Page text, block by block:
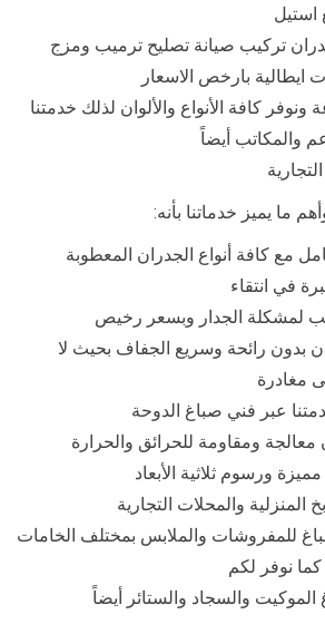
استيل
تركيب صيانة تصليح ترميب ومزج
ايطالية بارخص الاسعار
ونوفر كافة الأنواع والألوان لذلك خدمتنا
والمكاتب أيضاً
ما يميز خدماتنا بأنه:
مع كافة أنواع الجدران المعطوبة
في انتقاء
لمشكلة الجدار وبسعر رخيص
بدون رائحة وسريع الجفاف بحيث لا
مغادرة
عبر فني صباغ الدوحة
معالجة ومقاومة للحرائق والحرارة
ورسوم ثلاثية الأبعاد
المنزلية والمحلات التجارية
للمفروشات والملابس بمختلف الخامات
كما نوفر لكم
والسجاد والستائر أيضاً